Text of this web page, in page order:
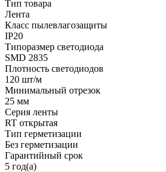
Тип товара
Лента
Класс пылевлагозащиты
IP20
Типоразмер светодиода
SMD 2835
Плотность светодиодов
120 шт/м
Минимальный отрезок
25 мм
Серия ленты
RT открытая
Тип герметизации
Без герметизации
Гарантийный срок
5 год(а)